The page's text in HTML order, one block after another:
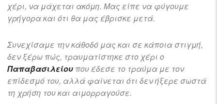
χέρι, να μάχεται ακόμη. Μας είπε να φύγουμε
γρήγορα και ότι θα μας έβρισκε μετά.
Συνεχίσαμε την κάθοδό μας και σε κάποια στιγμή,
δεν ξέρω πώς, τραυματίστηκε στο χέρι ο
Παπαβασιλείου που έδεσε το τραύμα με τον
επίδεσμό του, αλλά φαίνεται ότι δεν ήξερε σωστά
τη χρήση του και αιμορραγούσε.